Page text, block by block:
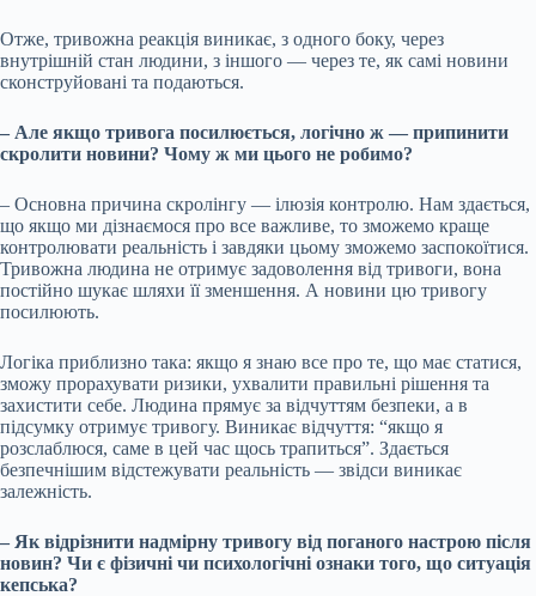
Отже, тривожна реакція виникає, з одного боку, через
внутрішній стан людини, з іншого — через те, як самі новини
сконструйовані та подаються.
– Але якщо тривога посилюється, логічно ж — припинити
скролити новини? Чому ж ми цього не робимо?
– Основна причина скролінгу — ілюзія контролю. Нам здається,
що якщо ми дізнаємося про все важливе, то зможемо краще
контролювати реальність і завдяки цьому зможемо заспокоїтися.
Тривожна людина не отримує задоволення від тривоги, вона
постійно шукає шляхи її зменшення. А новини цю тривогу
посилюють.
Логіка приблизно така: якщо я знаю все про те, що має статися,
зможу прорахувати ризики, ухвалити правильні рішення та
захистити себе. Людина прямує за відчуттям безпеки, а в
підсумку отримує тривогу. Виникає відчуття: “якщо я
розслаблюся, саме в цей час щось трапиться”. Здається
безпечнішим відстежувати реальність — звідси виникає
залежність.
– Як відрізнити надмірну тривогу від поганого настрою після
новин? Чи є фізичні чи психологічні ознаки того, що ситуація
кепська?